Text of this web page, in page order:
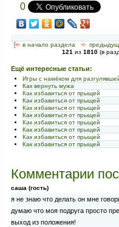
0
[<— в начало раздела <-
121 из 1810 (в
Ещё интересные статьи:
Игры с намёком для
Как вернуть мужа
Как избавиться от прыщей
Как избавиться от прыщей
Как избавиться от прыщей
Как избавиться от прыщей
Как избавиться от прыщей
Как избавиться от прыщей
Как избавиться от прыщей
Как избавиться от прыщей
Комментарии
саша (гость)
я не знаю что делать он мне
думаю что моя подруга просто
выход из положения!